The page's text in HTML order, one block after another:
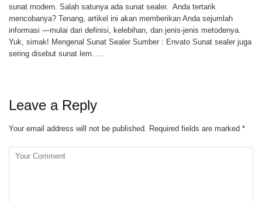
sunat modern. Salah satunya ada sunat sealer. Anda tertarik
mencobanya? Tenang, artikel ini akan memberikan Anda sejumlah
informasi —mulai dari definisi, kelebihan, dan jenis-jenis metodenya.
Yuk, simak! Mengenal Sunat Sealer Sumber : Envato Sunat sealer juga
sering disebut sunat lem. …
Leave a Reply
Your email address will not be published. Required fields are marked *